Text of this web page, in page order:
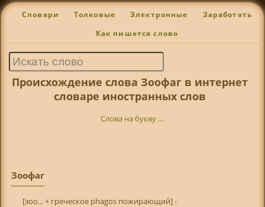
Словари Толковые Электронные Заработать
Как пишется слово
Происхождение слова Зоофаг в интернет
словаре иностранных слов
Слова на букву ...
Зоофаг
[зоо... + греческое phagos пожирающий] -